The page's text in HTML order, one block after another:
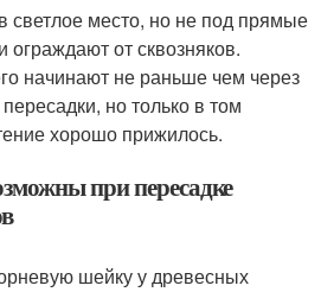
светлое место, но не под прямые
ограждают от сквозняков.
начинают не раньше чем через
но только в том
хорошо прижилось.
при пересадке
шейку у древесных